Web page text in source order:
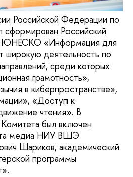
Российской Федерации по
Российский
ЮНЕСКО «Информация для
широкую деятельность по
среди которых
грамотность»,
в киберпространстве»,
«Доступ к
чтения». В
был включен
медиа НИУ ВШЭ
Шариков, академический
программы